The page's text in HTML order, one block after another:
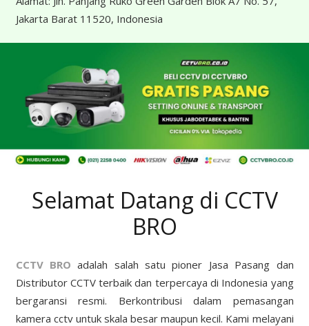
Jakarta Barat 11520, Indonesia
Selamat Datang di CCTV
BRO
CCTV BRO adalah salah satu pioner Jasa Pasang dan
Distributor CCTV terbaik dan terpercaya di Indonesia yang
bergaransi resmi. Berkontribusi dalam pemasangan
kamera cctv untuk skala besar maupun kecil. Kami melayani